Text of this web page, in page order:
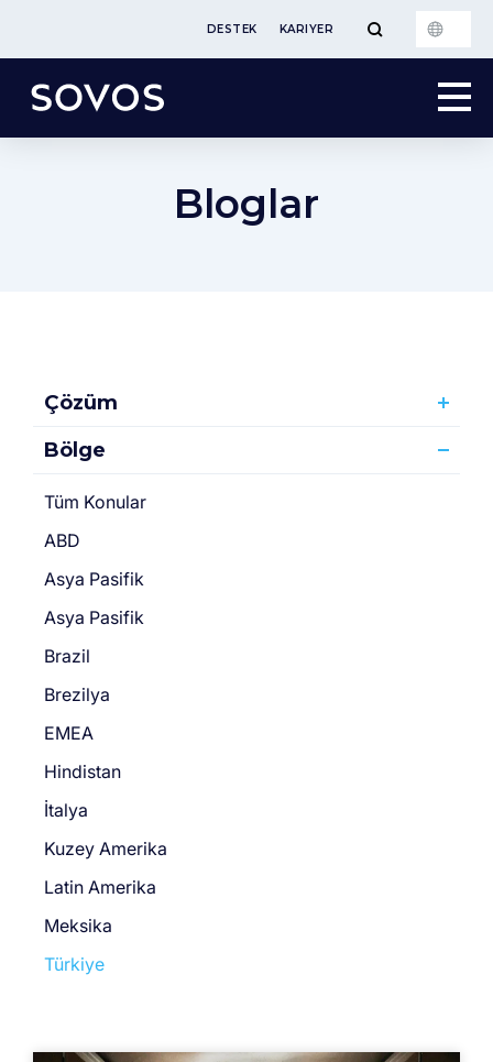
DESTEK KARIYER
Bloglar
Çözüm
Bölge
Tüm Konular
ABD
Asya Pasifik
Asya Pasifik
Brazil
Brezilya
EMEA
Hindistan
İtalya
Kuzey Amerika
Latin Amerika
Meksika
Türkiye